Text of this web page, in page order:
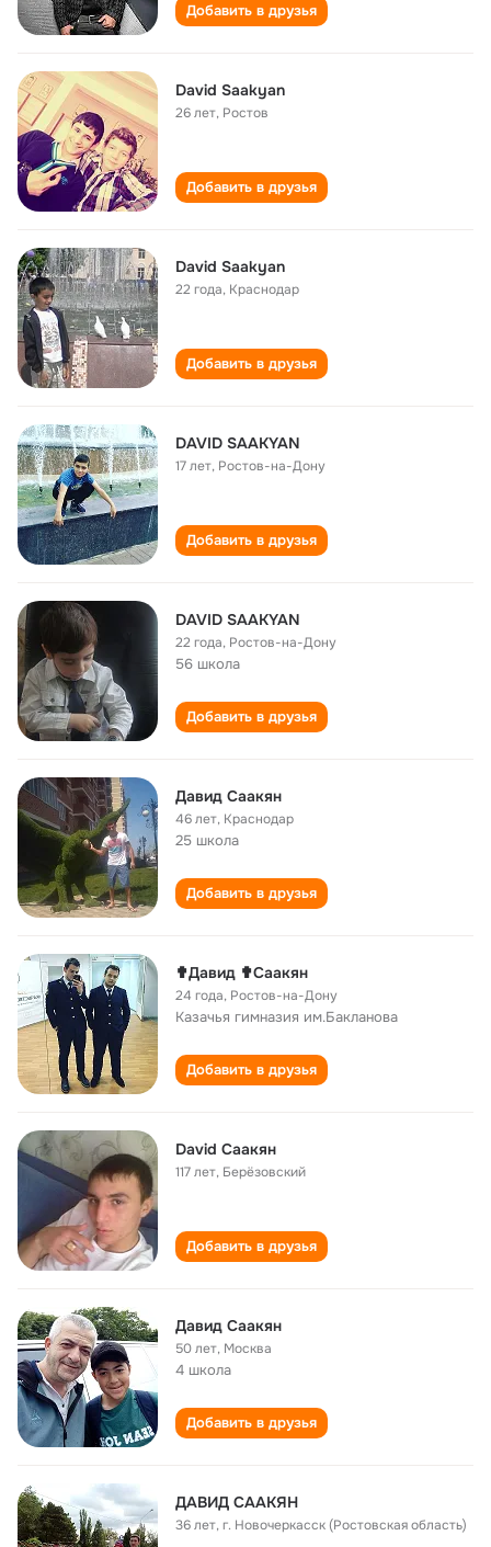
Добавить в друзья
David Saakyan
26 лет, Ростов
Добавить в друзья
David Saakyan
22 года, Краснодар
Добавить в друзья
DAVID SAAKYAN
17 лет, Ростов-на-Дону
Добавить в друзья
DAVID SAAKYAN
22 года, Ростов-на-Дону
56 школа
Добавить в друзья
Давид Саакян
46 лет, Краснодар
25 школа
Добавить в друзья
✟Давид ✟Саакян
24 года, Ростов-на-Дону
Казачья гимназия им.Бакланова
Добавить в друзья
David Саакян
117 лет, Берёзовский
Добавить в друзья
Давид Саакян
50 лет, Москва
4 школа
Добавить в друзья
ДАВИД СААКЯН
36 лет,г. Новочеркасск (Ростовская область)